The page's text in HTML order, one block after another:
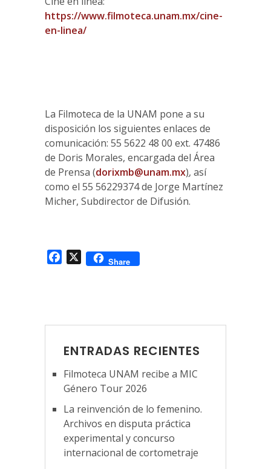
https://www.filmoteca.unam.mx/cine-
en-linea/
La Filmoteca de la UNAM pone a su
disposición los siguientes enlaces de
comunicación: 55 5622 48 00 ext. 47486
de Doris Morales, encargada del Área
de Prensa (dorixmb@unam.mx), así
como el 55 56229374 de Jorge Martínez
Micher, Subdirector de Difusión.
Facebook
X Share
ENTRADAS RECIENTES
Filmoteca UNAM recibe a MIC
Género Tour 2026
La reinvención de lo femenino.
Archivos en disputa práctica
experimental y concurso
internacional de cortometraje